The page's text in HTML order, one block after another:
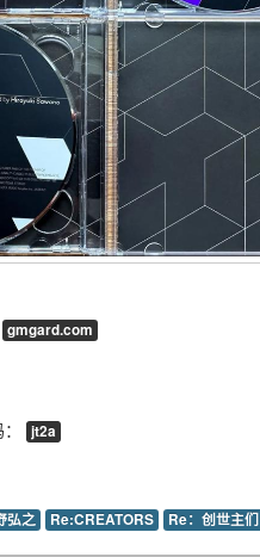
gmgard.com
jt2a
弘之 Re:CREATORS Re：创世主们